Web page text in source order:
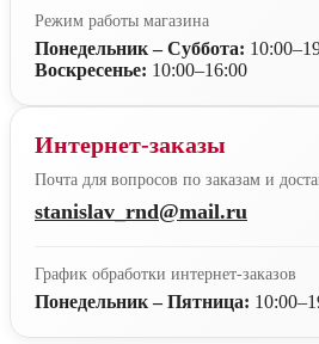
Режим работы магазина
Понедельник – Суббота:
Воскресенье: 10:00–16:00
Интернет-заказы
Почта для вопросов по заказам и
stanislav_rnd@mail.ru
График обработки интернет-заказов
Понедельник – Пятница: